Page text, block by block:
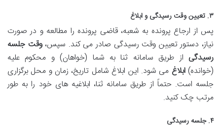
۳. تعیین وقت رسیدگی و ابلاغ
پس از ارجاع پرونده به شعبه، قاضی پرونده را مطالعه و در صورت
نیاز، دستور تعیین وقت رسیدگی صادر می کند. سپس،وقت جلسه
رسیدگی از طریق سامانه ثنا به شما (خواهان) و محکوم علیه
(خوانده)ابلاغ می شود. این ابلاغ شامل تاریخ، زمان و محل برگزاری
جلسه است. حتماً از طریق سامانه ثنا، ابلاغیه های خود را به طور
مرتب چک کنید.
۴. جلسه رسیدگی